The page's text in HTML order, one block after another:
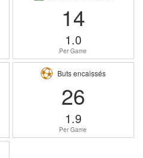
14
1.0
Per Game
Buts encaissés
26
1.9
Per Game